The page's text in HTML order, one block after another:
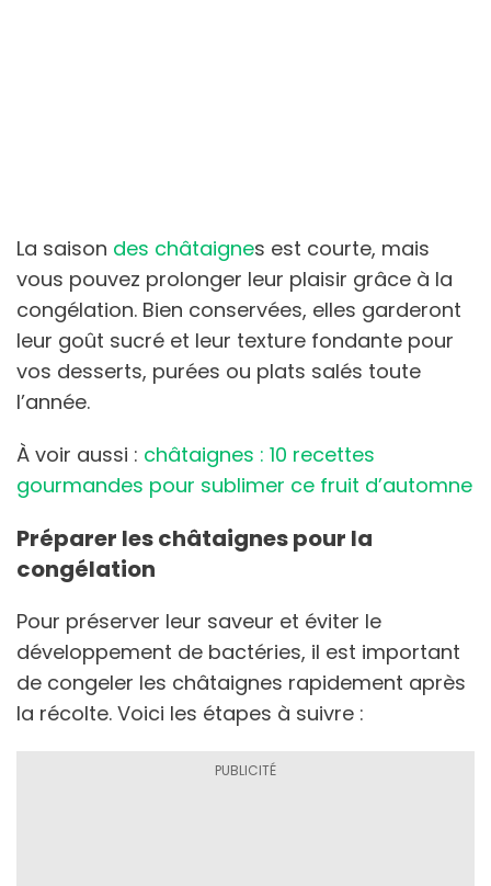
La saison des châtaignes est courte, mais
vous pouvez prolonger leur plaisir grâce à la
congélation. Bien conservées, elles garderont
leur goût sucré et leur texture fondante pour
vos desserts, purées ou plats salés toute
l’année.
À voir aussi : châtaignes : 10 recettes
gourmandes pour sublimer ce fruit d’automne
Préparer les châtaignes pour la
congélation
Pour préserver leur saveur et éviter le
développement de bactéries, il est important
de congeler les châtaignes rapidement après
la récolte. Voici les étapes à suivre :